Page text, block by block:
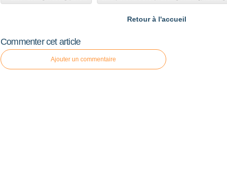
Retour à l'accueil
Commenter cet article
Ajouter un commentaire